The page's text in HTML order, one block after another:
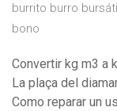
burrito burro
bono
Convertir kg m3 a
La plaça del
Como reparar un